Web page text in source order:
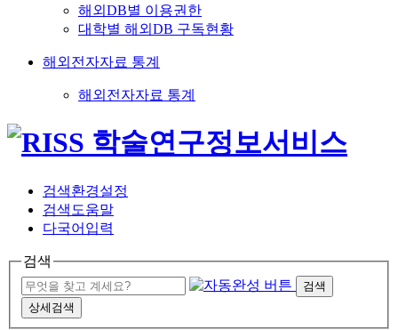
해외DB별 이용권한
대학별 해외DB 구독현황
해외전자자료 통계
해외전자자료 통계
검색환경설정
검색도움말
다국어입력
검색
검색
상세검색